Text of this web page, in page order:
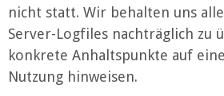
nicht statt. Wir behalten uns
Server-Logfiles nachträglich zu
konkrete Anhaltspunkte auf
Nutzung hinweisen.